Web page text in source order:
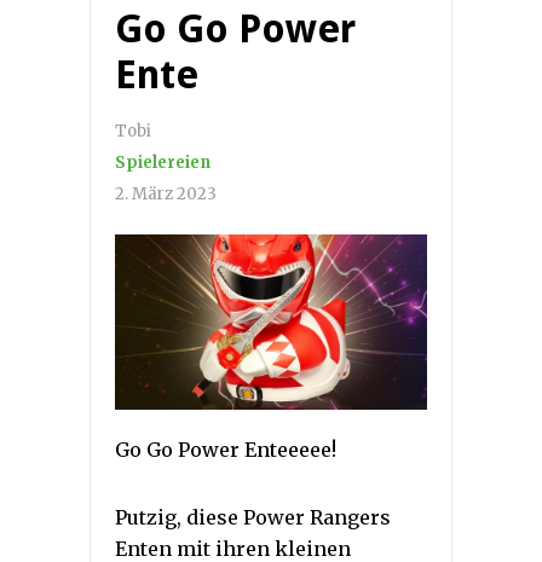
Go Go Power
Ente
Tobi
Spielereien
2. März 2023
Go Go Power Enteeeee!
Putzig, diese Power Rangers
Enten mit ihren kleinen